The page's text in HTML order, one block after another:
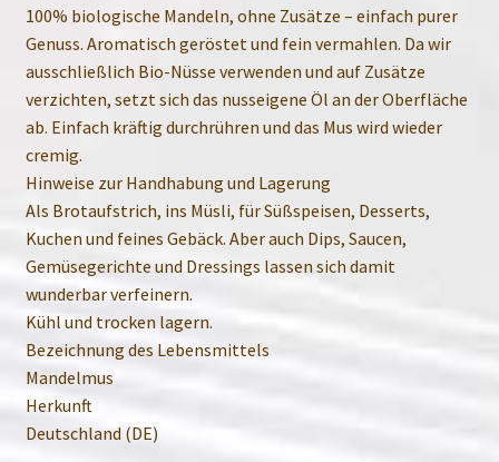
100% biologische Mandeln, ohne Zusätze – einfach purer
Genuss. Aromatisch geröstet und fein vermahlen. Da wir
ausschließlich Bio-Nüsse verwenden und auf Zusätze
verzichten, setzt sich das nusseigene Öl an der Oberfläche
ab. Einfach kräftig durchrühren und das Mus wird wieder
cremig.
Hinweise zur Handhabung und Lagerung
Als Brotaufstrich, ins Müsli, für Süßspeisen, Desserts,
Kuchen und feines Gebäck. Aber auch Dips, Saucen,
Gemüsegerichte und Dressings lassen sich damit
wunderbar verfeinern.
Kühl und trocken lagern.
Bezeichnung des Lebensmittels
Mandelmus
Herkunft
Deutschland (DE)